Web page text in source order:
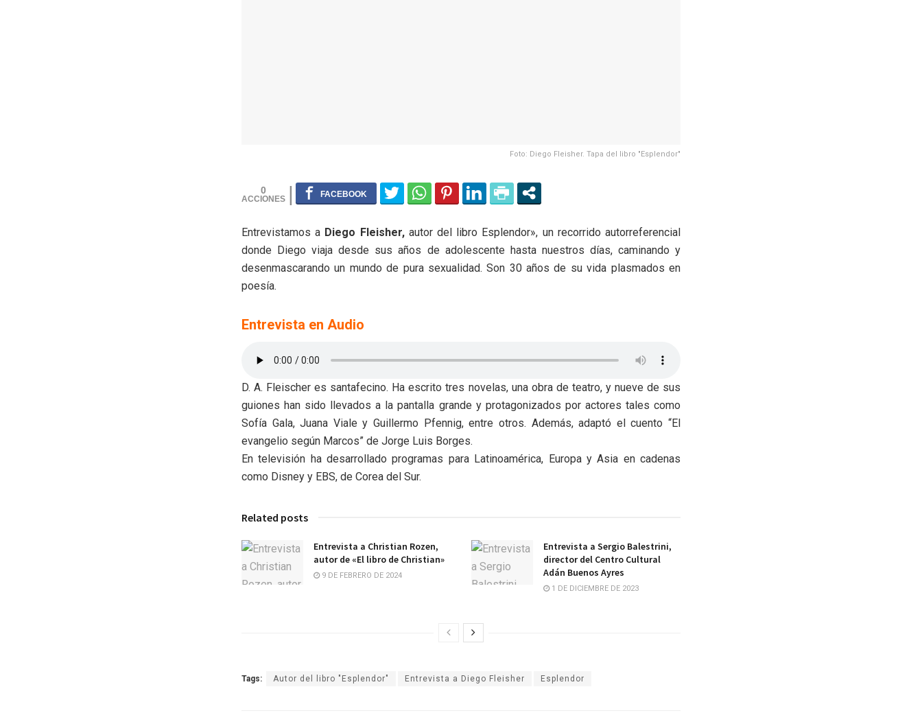
Foto: Diego Fleisher. Tapa del libro "Esplendor"
0
Entrevistamos a Diego Fleisher,autor del libro Esplendor», un recorrido autorreferencial
donde Diego viaja desde sus años de adolescente hasta nuestros días, caminando y
desenmascarando un mundo de pura sexualidad. Son 30 años de su vida plasmados en
poesía.
Entrevista en Audio
D. A. Fleischer es santafecino. Ha escrito tres novelas, una obra de teatro, y nueve de sus
guiones han sido llevados a la pantalla grande y protagonizados por actores tales como
Sofía Gala, Juana Viale y Guillermo Pfennig, entre otros. Además, adaptó el cuento “El
evangelio según Marcos” de Jorge Luis Borges.
En televisión ha desarrollado programas para Latinoamérica, Europa y Asia en cadenas
como Disney y EBS, de Corea del Sur.
Related posts
Entrevista a Christian Rozen,
autor de «El libro de Christian»
9 DE FEBRERO DE 2024
Entrevista a Sergio Balestrini,
director del Centro Cultural
Adán Buenos Ayres
1 DE DICIEMBRE DE 2023
Tags: Autor del libro "Esplendor" Entrevista a Diego Fleisher Esplendor